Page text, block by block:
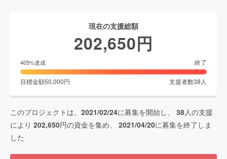
現在の支援総額
202,650円
405%達成 終了
目標金額50,000円 支援者数38 人
このプロジェクトは、 2021/02/24に募集を開始し、 38人の支援
により 202,650円の資金を集め、 2021/04/20に募集を終了しま
した